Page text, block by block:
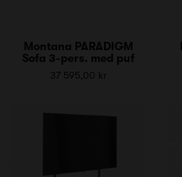
Montana PARADIGM
Sofa 3-pers. med puf
37 595,00 kr